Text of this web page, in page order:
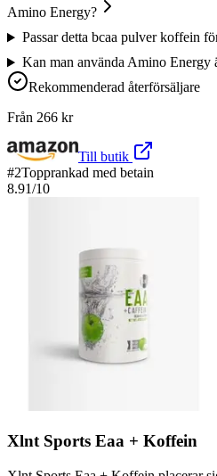
Amino Energy?
Passar detta bcaa pulver koffein
Kan man använda Amino Energy
Rekommenderad återförsäljare
Från 266 kr
Till butik
#2Topprankad med betain
8.91/10
Xlnt Sports Eaa + Koffein